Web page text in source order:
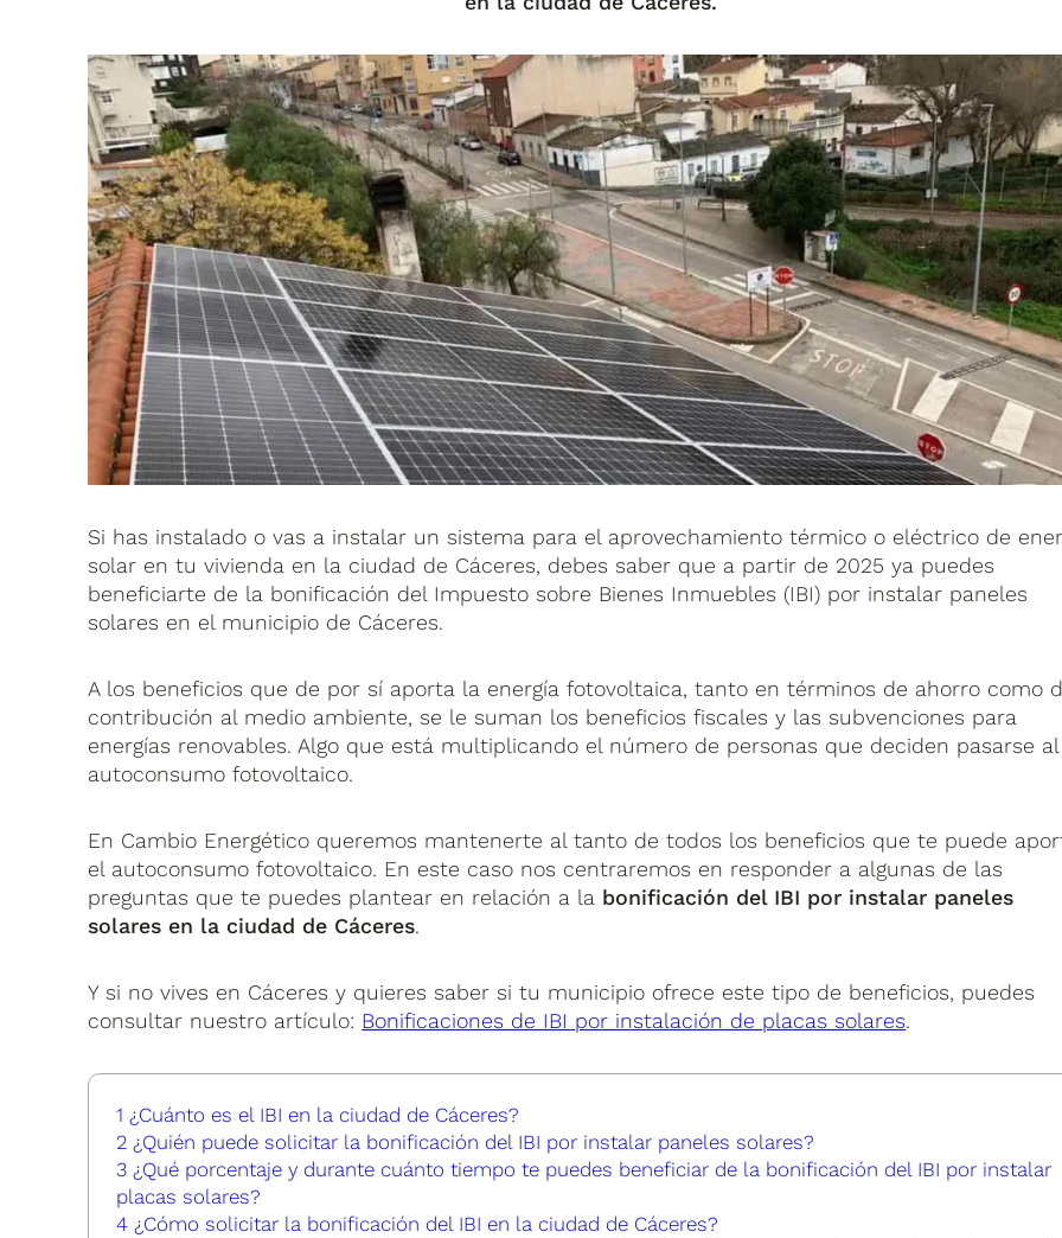
Si has instalado o vas a instalar un sistema para el aprovechamiento térmico o eléctrico de
solar en tu vivienda en la ciudad de Cáceres, debes saber que a partir de 2025 ya puedes
beneficiarte de la bonificación del Impuesto sobre Bienes Inmuebles (IBI) por instalar paneles
solares en el municipio de Cáceres.
A los beneficios que de por sí aporta la energía fotovoltaica, tanto en términos de ahorro como
contribución al medio ambiente, se le suman los beneficios fiscales y las subvenciones para
energías renovables. Algo que está multiplicando el número de personas que deciden pasarse al
autoconsumo fotovoltaico.
En Cambio Energético queremos mantenerte al tanto de todos los beneficios que te puede
el autoconsumo fotovoltaico. En este caso nos centraremos en responder a algunas de las
preguntas que te puedes plantear en relación a la bonificación del IBI por instalar paneles
solares en la ciudad de Cáceres.
Y si no vives en Cáceres y quieres saber si tu municipio ofrece este tipo de beneficios, puedes
consultar nuestro artículo: Bonificaciones de IBI por instalación de placas solares.
1 ¿Cuánto es el IBI en la ciudad de Cáceres?
2 ¿Quién puede solicitar la bonificación del IBI por instalar paneles solares?
3 ¿Qué porcentaje y durante cuánto tiempo te puedes beneficiar de la bonificación del IBI por instalar
placas solares?
4 ¿Cómo solicitar la bonificación del IBI en la ciudad de Cáceres?